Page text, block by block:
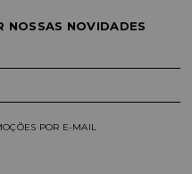
NOSSAS NOVIDADES
POR E-MAIL